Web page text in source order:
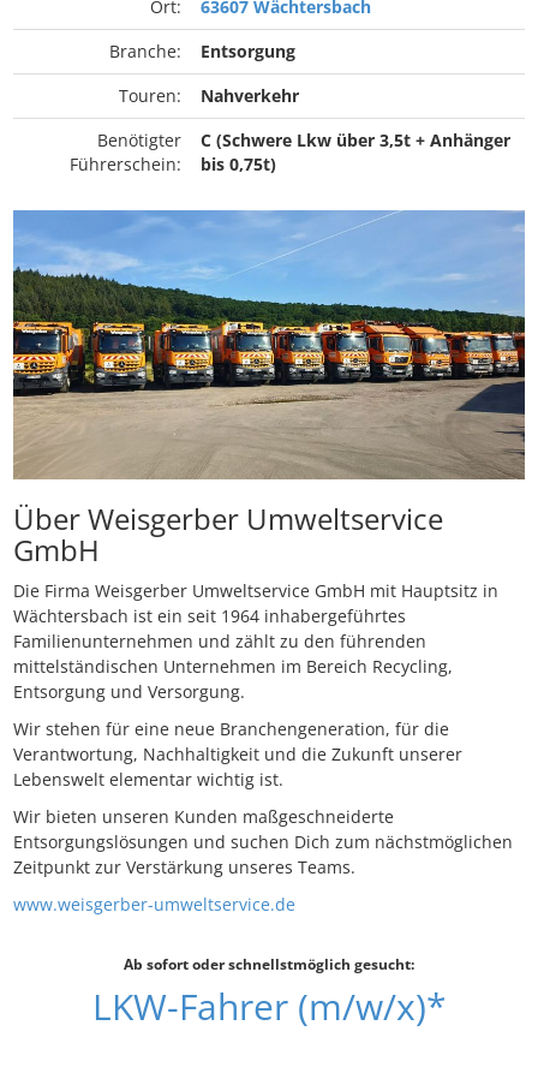
Ort:
63607 Wächtersbach
Branche:
Entsorgung
Touren:
Nahverkehr
Benötigter
Führerschein:
C (Schwere Lkw über 3,5t + Anhänger
bis 0,75t)
Über Weisgerber Umweltservice
GmbH
Die Firma Weisgerber Umweltservice GmbH mit Hauptsitz in
Wächtersbach ist ein seit 1964 inhabergeführtes
Familienunternehmen und zählt zu den führenden
mittelständischen Unternehmen im Bereich Recycling,
Entsorgung und Versorgung.
Wir stehen für eine neue Branchengeneration, für die
Verantwortung, Nachhaltigkeit und die Zukunft unserer
Lebenswelt elementar wichtig ist.
Wir bieten unseren Kunden maßgeschneiderte
Entsorgungslösungen und suchen Dich zum nächstmöglichen
Zeitpunkt zur Verstärkung unseres Teams.
www.weisgerber-umweltservice.de
Ab sofort oder schnellstmöglich gesucht:
LKW-Fahrer (m/w/x)*